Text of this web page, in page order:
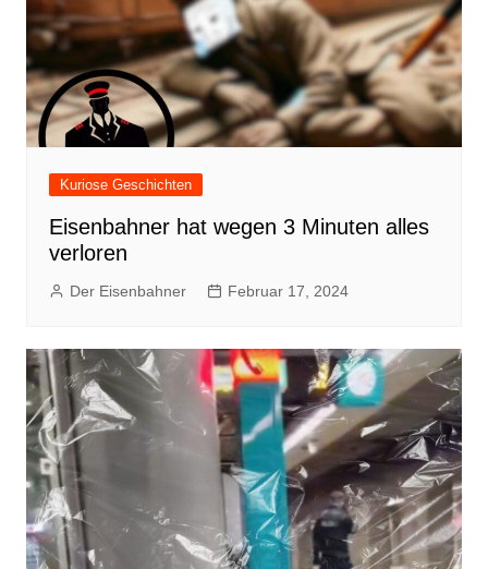
Kuriose Geschichten
Eisenbahner hat wegen 3 Minuten alles
verloren
Der Eisenbahner Februar 17, 2024